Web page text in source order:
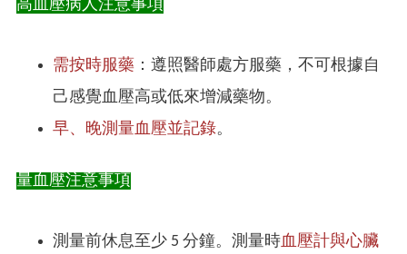
高血壓病人注意事項
需按時服藥 ：遵照醫師處方服藥，不可根據自
己感覺血壓高或低來增減藥物。
早、晚測量血壓並記錄。
量血壓注意事項
測量前休息至少 5 分鐘。測量時血壓計與心臟